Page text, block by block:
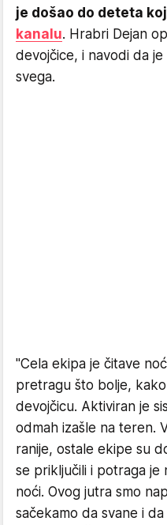
je došao do deteta
kanalu. Hrabri Dejan
devojčice, i navodi da
svega.
"Cela ekipa je čitave
pretragu što bolje,
devojčicu. Aktiviran je
odmah izašle na teren.
ranije, ostale ekipe su
se priključili i potraga je
noći. Ovog jutra smo
sačekamo da svane i